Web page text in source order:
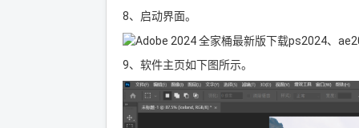
8、启动界面。
9、软件主页如下图所示。